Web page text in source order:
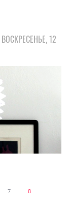
ВОСКРЕСЕНЬЕ, 12
7 8